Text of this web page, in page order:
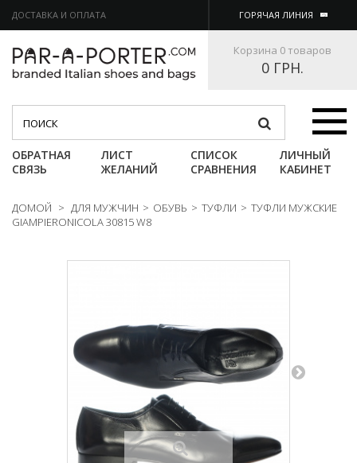
ДОСТАВКА И ОПЛАТА ГОРЯЧАЯ ЛИНИЯ
Корзина 0 товаров
0 ГРН.
Категории
ОБРАТНАЯ
СВЯЗЬ
ЛИСТ
ЖЕЛАНИЙ
СПИСОК
СРАВНЕНИЯ
ЛИЧНЫЙ
КАБИНЕТ
ДОМОЙ > ДЛЯ МУЖЧИН > ОБУВЬ > ТУФЛИ > ТУФЛИ МУЖСКИЕ
GIAMPIERONICOLA 30815 W8